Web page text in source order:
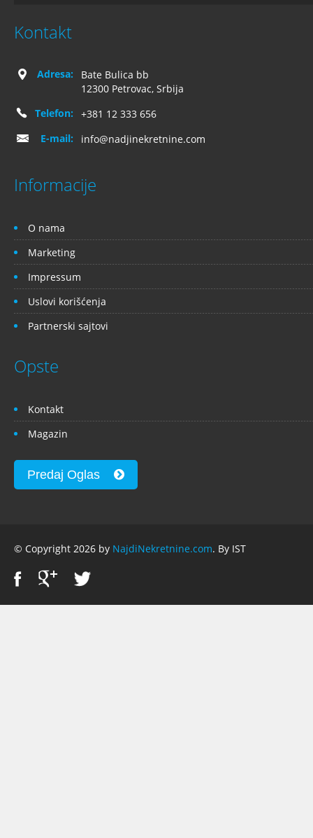
Kontakt
Adresa:
Bate Bulica bb
12300 Petrovac, Srbija
Telefon:
+381 12 333 656
E-mail:
info@nadjinekretnine.com
Informacije
O nama
Marketing
Impressum
Uslovi korišćenja
Partnerski sajtovi
Opste
Kontakt
Magazin
Predaj Oglas
© Copyright 2026 by NajdiNekretnine.com. By IST